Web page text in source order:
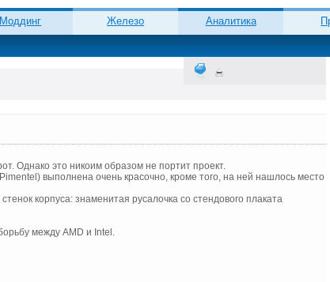
Моддинг Железо Аналитика
Однако это никоим образом не портит проект.
выполнена очень красочно, кроме того, на ней нашлось место
корпуса: знаменитая русалочка со стендового плаката
между AMD и Intel.